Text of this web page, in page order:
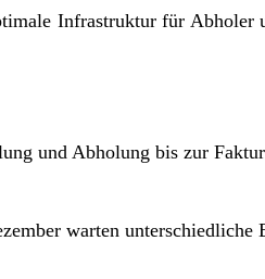
Infrastruktur für Abholer
und Abholung bis zur
warten unterschiedliche